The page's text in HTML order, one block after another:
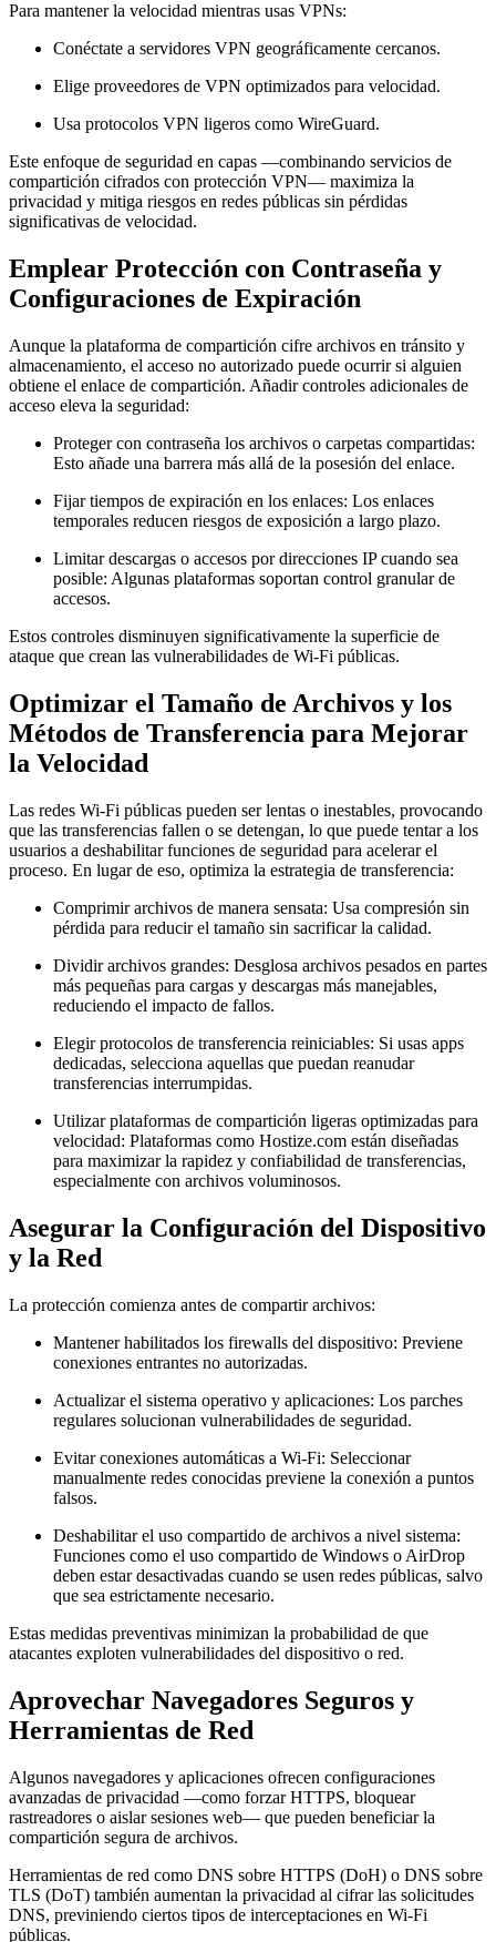
Para mantener la velocidad mientras usas VPNs:
Conéctate a servidores VPN geográficamente cercanos.
Elige proveedores de VPN optimizados para velocidad.
Usa protocolos VPN ligeros como WireGuard.
Este enfoque de seguridad en capas —combinando servicios de
compartición cifrados con protección VPN— maximiza la
privacidad y mitiga riesgos en redes públicas sin pérdidas
significativas de velocidad.
Emplear Protección con Contraseña y
Configuraciones de Expiración
Aunque la plataforma de compartición cifre archivos en tránsito y
almacenamiento, el acceso no autorizado puede ocurrir si alguien
obtiene el enlace de compartición. Añadir controles adicionales de
acceso eleva la seguridad:
Proteger con contraseña los archivos o carpetas compartidas:
Esto añade una barrera más allá de la posesión del enlace.
Fijar tiempos de expiración en los enlaces: Los enlaces
temporales reducen riesgos de exposición a largo plazo.
Limitar descargas o accesos por direcciones IP cuando sea
posible: Algunas plataformas soportan control granular de
accesos.
Estos controles disminuyen significativamente la superficie de
ataque que crean las vulnerabilidades de Wi-Fi públicas.
Optimizar el Tamaño de Archivos y los
Métodos de Transferencia para Mejorar
la Velocidad
Las redes Wi-Fi públicas pueden ser lentas o inestables, provocando
que las transferencias fallen o se detengan, lo que puede tentar a los
usuarios a deshabilitar funciones de seguridad para acelerar el
proceso. En lugar de eso, optimiza la estrategia de transferencia:
Comprimir archivos de manera sensata: Usa compresión sin
pérdida para reducir el tamaño sin sacrificar la calidad.
Dividir archivos grandes: Desglosa archivos pesados en partes
más pequeñas para cargas y descargas más manejables,
reduciendo el impacto de fallos.
Elegir protocolos de transferencia reiniciables: Si usas apps
dedicadas, selecciona aquellas que puedan reanudar
transferencias interrumpidas.
Utilizar plataformas de compartición ligeras optimizadas para
velocidad: Plataformas como Hostize.com están diseñadas
para maximizar la rapidez y confiabilidad de transferencias,
especialmente con archivos voluminosos.
Asegurar la Configuración del Dispositivo
y la Red
La protección comienza antes de compartir archivos:
Mantener habilitados los firewalls del dispositivo: Previene
conexiones entrantes no autorizadas.
Actualizar el sistema operativo y aplicaciones: Los parches
regulares solucionan vulnerabilidades de seguridad.
Evitar conexiones automáticas a Wi-Fi: Seleccionar
manualmente redes conocidas previene la conexión a puntos
falsos.
Deshabilitar el uso compartido de archivos a nivel sistema:
Funciones como el uso compartido de Windows o AirDrop
deben estar desactivadas cuando se usen redes públicas, salvo
que sea estrictamente necesario.
Estas medidas preventivas minimizan la probabilidad de que
atacantes exploten vulnerabilidades del dispositivo o red.
Aprovechar Navegadores Seguros y
Herramientas de Red
Algunos navegadores y aplicaciones ofrecen configuraciones
avanzadas de privacidad —como forzar HTTPS, bloquear
rastreadores o aislar sesiones web— que pueden beneficiar la
compartición segura de archivos.
Herramientas de red como DNS sobre HTTPS (DoH) o DNS sobre
TLS (DoT) también aumentan la privacidad al cifrar las solicitudes
DNS, previniendo ciertos tipos de interceptaciones en Wi-Fi
públicas.